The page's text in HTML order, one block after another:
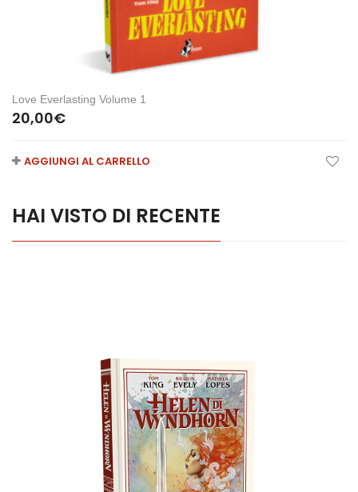
Love Everlasting Volume 1
20,00€
AGGIUNGI AL CARRELLO
HAI VISTO DI RECENTE